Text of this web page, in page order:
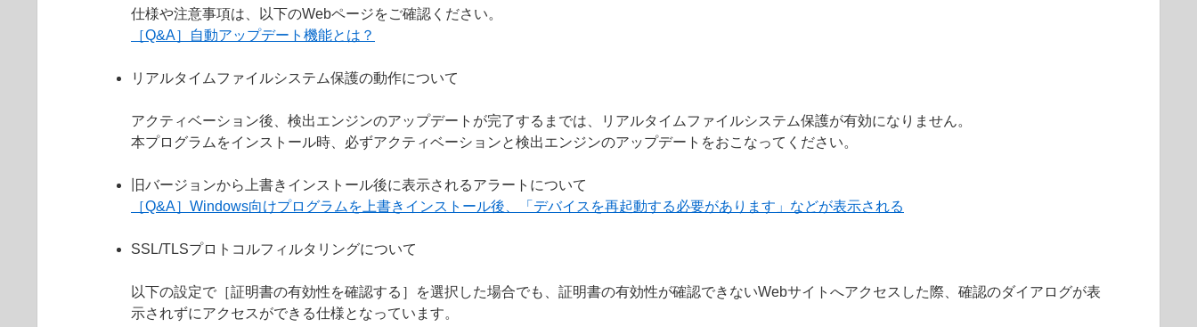
仕様や注意事項は、以下のWebページをご確認ください。
［Q&A］自動アップデート機能とは？
リアルタイムファイルシステム保護の動作について
アクティベーション後、検出エンジンのアップデートが完了するまでは、リアルタイムファイルシステム保護が有効になりません。
本プログラムをインストール時、必ずアクティベーションと検出エンジンのアップデートをおこなってください。
旧バージョンから上書きインストール後に表示されるアラートについて
［Q&A］Windows向けプログラムを上書きインストール後、「デバイスを再起動する必要があります」などが表示される
SSL/TLSプロトコルフィルタリングについて
以下の設定で［証明書の有効性を確認する］を選択した場合でも、証明書の有効性が確認できないWebサイトへアクセスした際、確認のダイアログが表
示されずにアクセスができる仕様となっています。